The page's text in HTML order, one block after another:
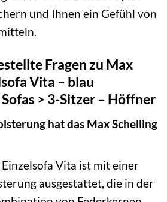
und Ihnen ein Gefühl von
Fragen zu Max
Vita – blau
> 3-Sitzer – Höffner
hat das Max Schelling
Vita ist mit einer
ausgestattet, die in der